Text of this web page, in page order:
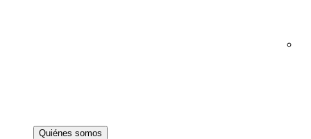
Quiénes somos